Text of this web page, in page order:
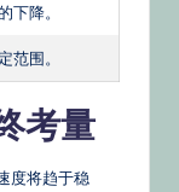
下降。
范围。
考量
度将趋于稳